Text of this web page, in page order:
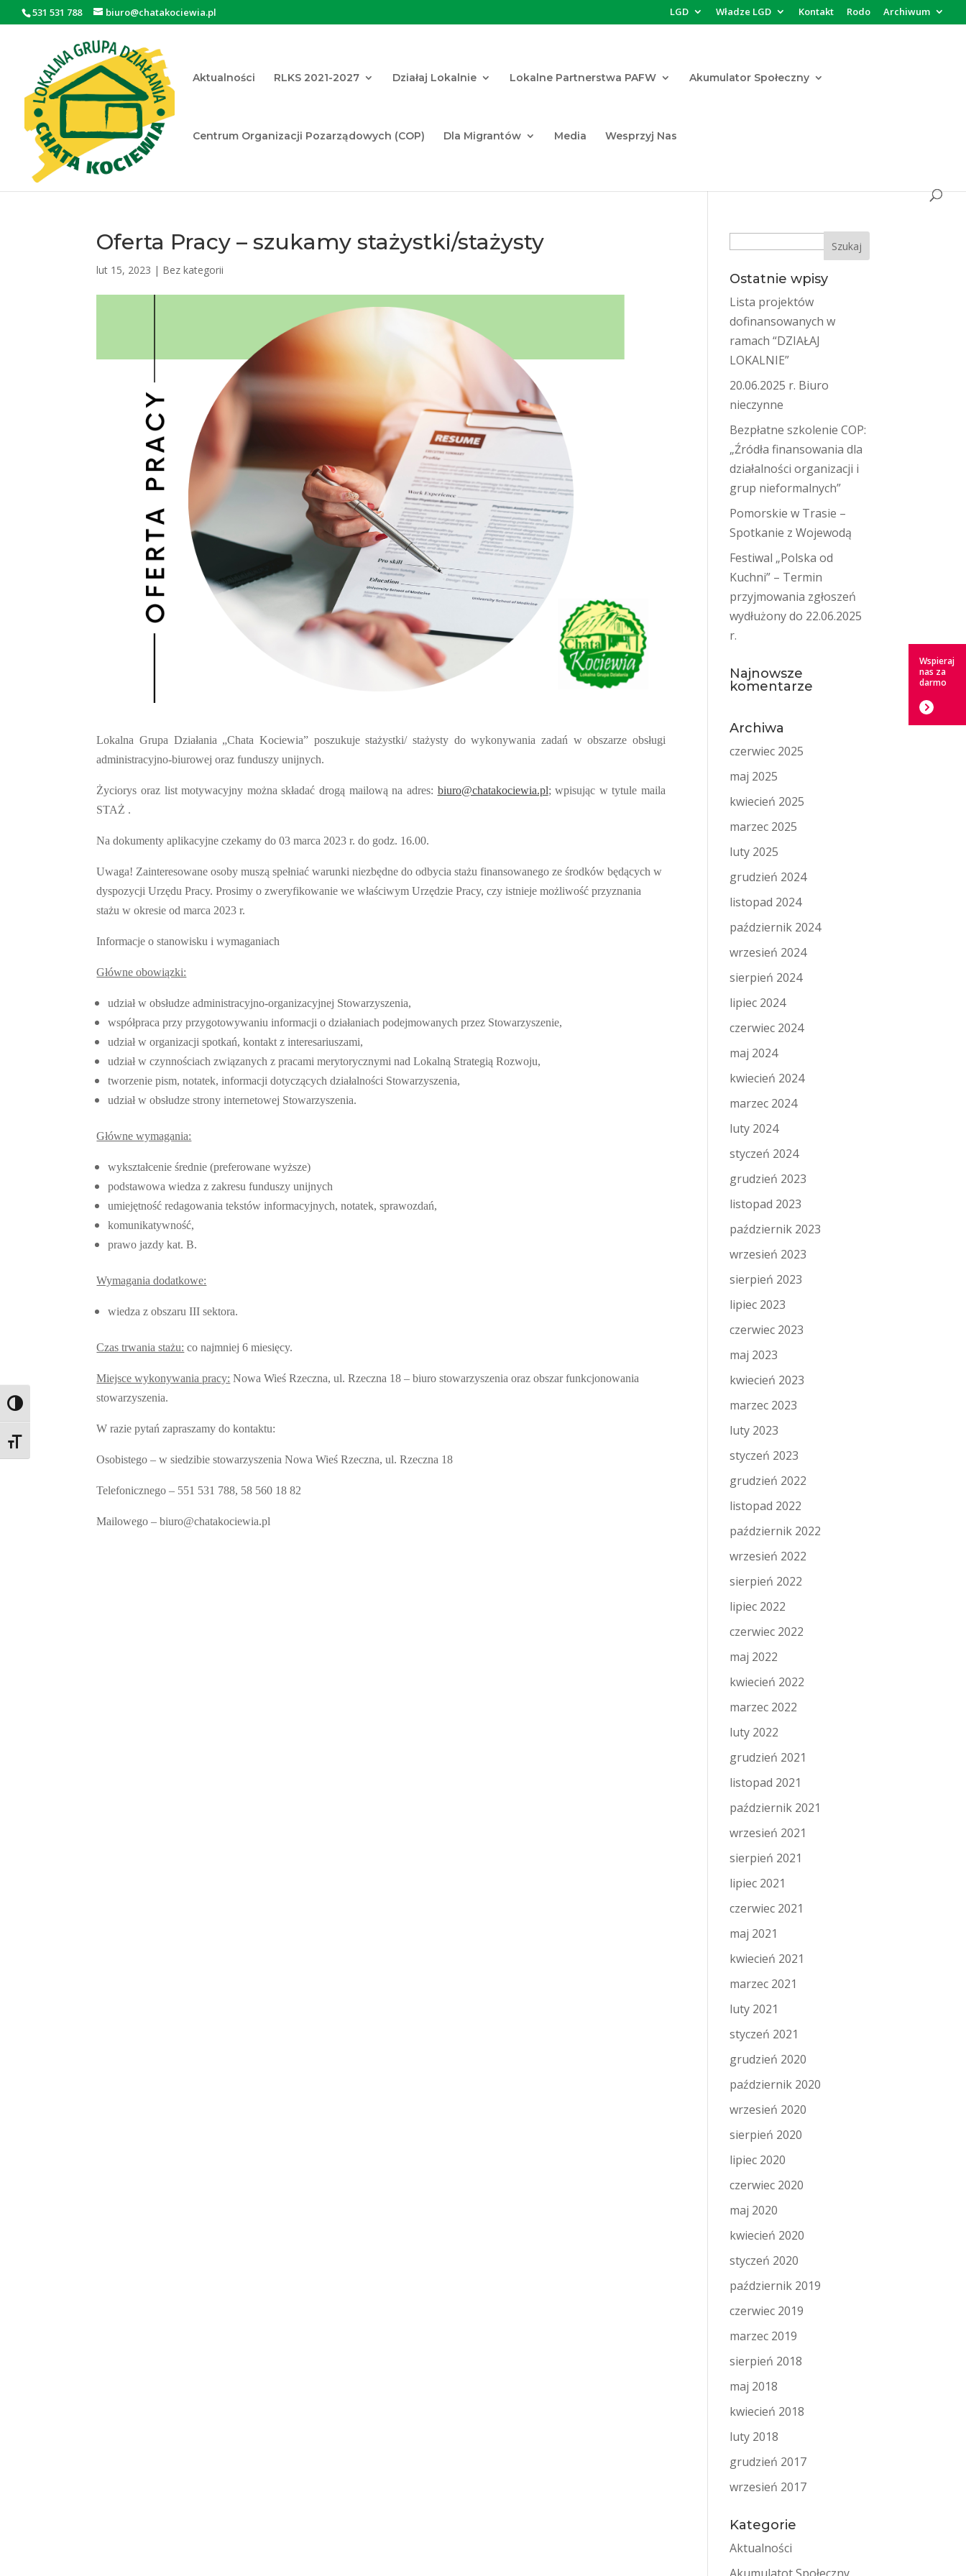
Otwórz pasek narzędzi
Toggle High Contrast
Toggle Font size
531 531 788 biuro@chatakociewia.pl LGD Władze LGD Kontakt Rodo Archiwum
Aktualności RLKS 2021-2027 Działaj Lokalnie Lokalne Partnerstwa PAFW Akumulator Społeczny
Centrum Organizacji Pozarządowych (COP) Dla Migrantów Media Wesprzyj Nas
Oferta Pracy – szukamy stażystki/stażysty
lut 15, 2023 | Bez kategorii
Lokalna Grupa Działania „Chata Kociewia” poszukuje stażystki/ stażysty do wykonywania zadań w obszarze obsługi
administracyjno-biurowej oraz funduszy unijnych.
Życiorys oraz list motywacyjny można składać drogą mailową na adres: biuro@chatakociewia.pl; wpisując w tytule maila
STAŻ .
Na dokumenty aplikacyjne czekamy do 03 marca 2023 r. do godz. 16.00.
Uwaga! Zainteresowane osoby muszą spełniać warunki niezbędne do odbycia stażu finansowanego ze środków będących w
dyspozycji Urzędu Pracy. Prosimy o zweryfikowanie we właściwym Urzędzie Pracy, czy istnieje możliwość przyznania
stażu w okresie od marca 2023 r.
Informacje o stanowisku i wymaganiach
Główne obowiązki:
udział w obsłudze administracyjno-organizacyjnej Stowarzyszenia,
współpraca przy przygotowywaniu informacji o działaniach podejmowanych przez Stowarzyszenie,
udział w organizacji spotkań, kontakt z interesariuszami,
udział w czynnościach związanych z pracami merytorycznymi nad Lokalną Strategią Rozwoju,
tworzenie pism, notatek, informacji dotyczących działalności Stowarzyszenia,
udział w obsłudze strony internetowej Stowarzyszenia.
Główne wymagania:
wykształcenie średnie (preferowane wyższe)
podstawowa wiedza z zakresu funduszy unijnych
umiejętność redagowania tekstów informacyjnych, notatek, sprawozdań,
komunikatywność,
prawo jazdy kat. B.
Wymagania dodatkowe:
wiedza z obszaru III sektora.
Czas trwania stażu: co najmniej 6 miesięcy.
Miejsce wykonywania pracy: Nowa Wieś Rzeczna, ul. Rzeczna 18 – biuro stowarzyszenia oraz obszar funkcjonowania
stowarzyszenia.
W razie pytań zapraszamy do kontaktu:
Osobistego – w siedzibie stowarzyszeniaNowa Wieś Rzeczna, ul. Rzeczna 18
Telefonicznego – 551 531 788, 58 560 18 82
Mailowego – biuro@chatakociewia.pl
Ostatnie wpisy
Lista projektów
dofinansowanych w
ramach “DZIAŁAJ
LOKALNIE”
20.06.2025 r. Biuro
nieczynne
Bezpłatne szkolenie COP:
„Źródła finansowania dla
działalności organizacji i
grup nieformalnych”
Pomorskie w Trasie –
Spotkanie z Wojewodą
Festiwal „Polska od
Kuchni” – Termin
przyjmowania zgłoszeń
wydłużony do 22.06.2025
r.
Najnowsze
komentarze
Archiwa
czerwiec 2025
maj 2025
kwiecień 2025
marzec 2025
luty 2025
grudzień 2024
listopad 2024
październik 2024
wrzesień 2024
sierpień 2024
lipiec 2024
czerwiec 2024
maj 2024
kwiecień 2024
marzec 2024
luty 2024
styczeń 2024
grudzień 2023
listopad 2023
październik 2023
wrzesień 2023
sierpień 2023
lipiec 2023
czerwiec 2023
maj 2023
kwiecień 2023
marzec 2023
luty 2023
styczeń 2023
grudzień 2022
listopad 2022
październik 2022
wrzesień 2022
sierpień 2022
lipiec 2022
czerwiec 2022
maj 2022
kwiecień 2022
marzec 2022
luty 2022
grudzień 2021
listopad 2021
październik 2021
wrzesień 2021
sierpień 2021
lipiec 2021
czerwiec 2021
maj 2021
kwiecień 2021
marzec 2021
luty 2021
styczeń 2021
grudzień 2020
październik 2020
wrzesień 2020
sierpień 2020
lipiec 2020
czerwiec 2020
maj 2020
kwiecień 2020
styczeń 2020
październik 2019
czerwiec 2019
marzec 2019
sierpień 2018
maj 2018
kwiecień 2018
luty 2018
grudzień 2017
wrzesień 2017
Kategorie
Aktualności
Wspieraj
nas za
darmo